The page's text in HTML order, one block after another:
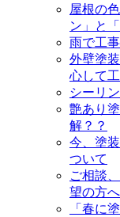
屋根の
ン」と
雨で工
外壁塗
心して
シーリ
艶あり
解？？
今、塗
ついて
ご相談
望の方へ
「春に